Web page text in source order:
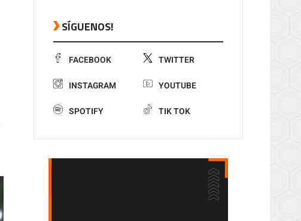
SÍGUENOS!
FACEBOOK TWITTER
INSTAGRAM YOUTUBE
SPOTIFY TIK TOK